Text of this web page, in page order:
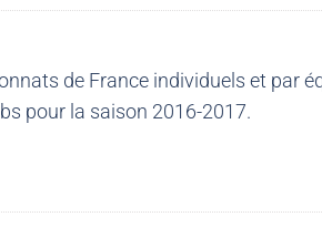
de France individuels et par
pour la saison 2016-2017.